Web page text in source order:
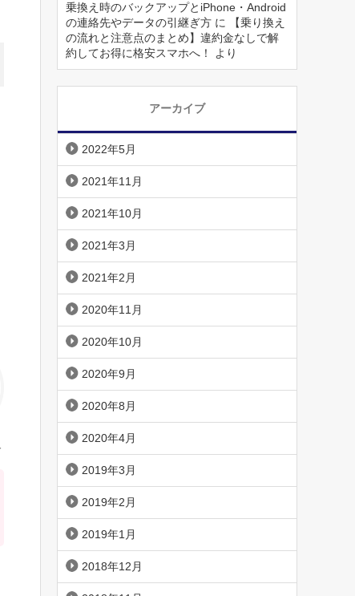
乗換え時のバックアップとiPhone・Android
の連絡先やデータの引継ぎ方 に
【乗り換え
の流れと注意点のまとめ】違約金なしで解
約してお得に格安スマホへ！
より
アーカイブ
2022年5月
2021年11月
2021年10月
2021年3月
2021年2月
2020年11月
2020年10月
2020年9月
2020年8月
2020年4月
2019年3月
2019年2月
2019年1月
2018年12月